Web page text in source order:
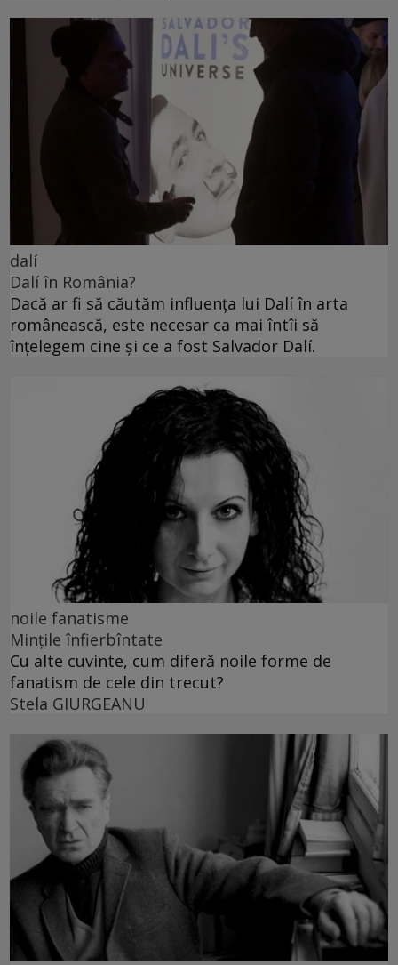
dalí
Dalí în România?
Dacă ar fi să căutăm influența lui Dalí în arta
românească, este necesar ca mai întîi să
înțelegem cine și ce a fost Salvador Dalí.
noile fanatisme
Mințile înfierbîntate
Cu alte cuvinte, cum diferă noile forme de
fanatism de cele din trecut?
Stela GIURGEANU